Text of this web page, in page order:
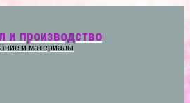
и производство
и материалы